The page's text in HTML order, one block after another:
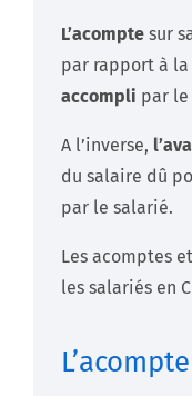
L’acompte sur
par rapport à
accompli par
A l’inverse,
du salaire dû
par le salarié.
Les acomptes
les salariés en